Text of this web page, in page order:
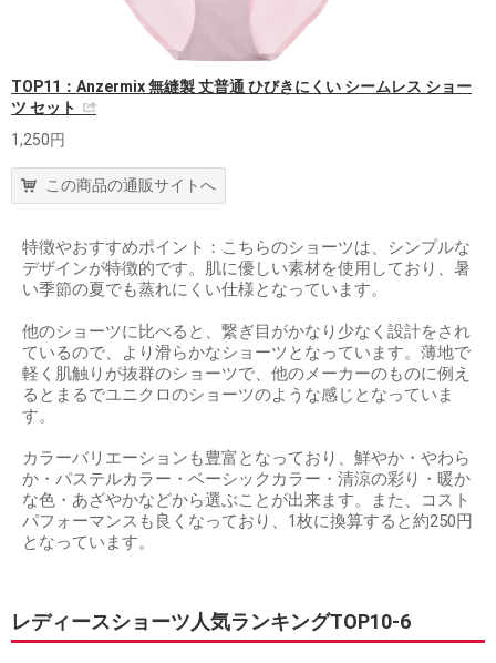
TOP11：Anzermix 無縫製 丈普通 ひびきにくい シームレス ショー
ツ セット
1,250円
この商品の通販サイトへ
特徴やおすすめポイント：こちらのショーツは、シンプルな
デザインが特徴的です。肌に優しい素材を使用しており、暑
い季節の夏でも蒸れにくい仕様となっています。
他のショーツに比べると、繋ぎ目がかなり少なく設計をされ
ているので、より滑らかなショーツとなっています。薄地で
軽く肌触りが抜群のショーツで、他のメーカーのものに例え
るとまるでユニクロのショーツのような感じとなっていま
す。
カラーバリエーションも豊富となっており、鮮やか・やわら
か・パステルカラー・ベーシックカラー・清涼の彩り・暖か
な色・あざやかなどから選ぶことが出来ます。また、コスト
パフォーマンスも良くなっており、1枚に換算すると約250円
となっています。
レディースショーツ人気ランキングTOP10-6